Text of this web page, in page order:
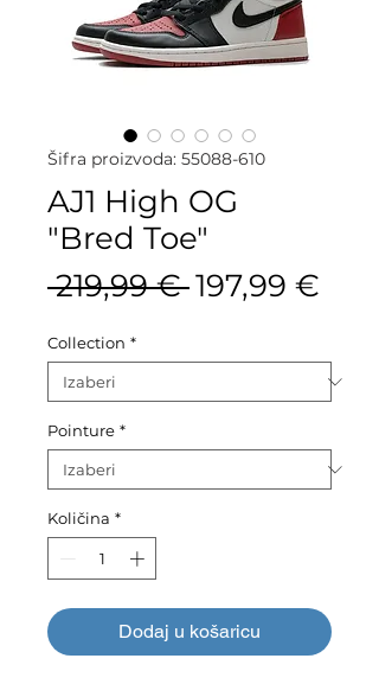
Šifra proizvoda: 55088-610
AJ1 High OG
"Bred Toe"
219,99 € Redovna
197,99 €
Collection *
Pointure *
Količina *
Dodaj u košaricu